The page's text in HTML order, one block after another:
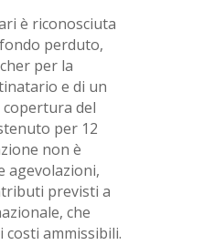
è riconosciuta
perduto,
per la
e di un
del
per 12
non è
agevolazioni,
previsti a
che
ammissibili.